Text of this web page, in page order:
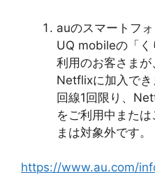
auのスマートフ
UQ mobileの「く
利用のお客さま
Netflixに加入でき
回線1回限り、
をご利用中また
まは対象外です。
https://www.au.com/